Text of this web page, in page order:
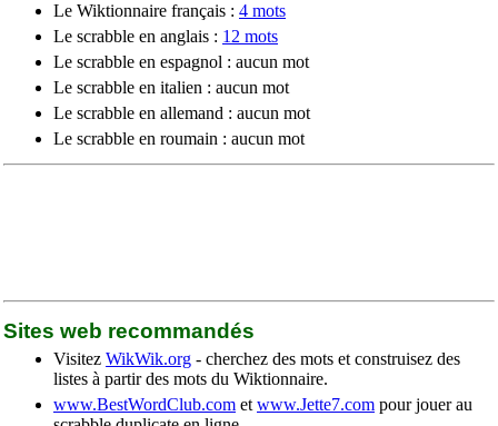
Le Wiktionnaire français : 4 mots
Le scrabble en anglais : 12 mots
Le scrabble en espagnol : aucun mot
Le scrabble en italien : aucun mot
Le scrabble en allemand : aucun mot
Le scrabble en roumain : aucun mot
Sites web recommandés
Visitez WikWik.org - cherchez des mots et construisez des
listes à partir des mots du Wiktionnaire.
www.BestWordClub.com et www.Jette7.com pour jouer au